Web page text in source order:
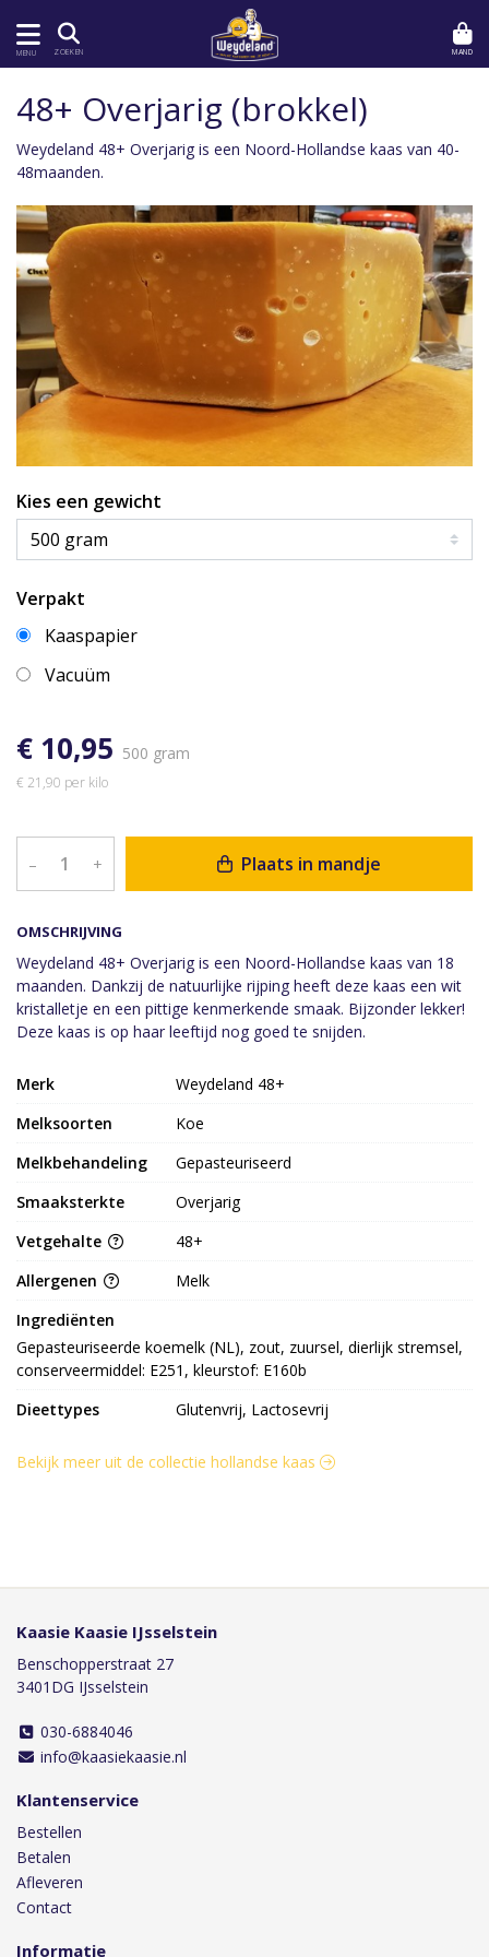
MENU ZOEKEN MAND
OMSCHRIJVING
Weydeland 48+ Overjarig is een Noord-Hollandse kaas van 18
maanden. Dankzij de natuurlijke rijping heeft deze kaas een wit
kristalletje en een pittige kenmerkende smaak. Bijzonder lekker!
Deze kaas is op haar leeftijd nog goed te snijden.
48+ Overjarig (brokkel)
Weydeland 48+ Overjarig is een Noord-Hollandse kaas van 40-
48maanden.
Kies een gewicht
Verpakt
Kaaspapier
Vacuüm
€ 10,95 500 gram
€ 21,90 per kilo
– + Plaats in mandje
Merk
Weydeland 48+
Melksoorten
Koe
Melkbehandeling
Gepasteuriseerd
Smaaksterkte
Overjarig
Vetgehalte
48+
Allergenen
Melk
Ingrediënten
Gepasteuriseerde koemelk (NL), zout, zuursel, dierlijk stremsel,
conserveermiddel: E251, kleurstof: E160b
Dieettypes
Glutenvrij, Lactosevrij
Bekijk meer uit de collectie hollandse kaas
Kaasie Kaasie IJsselstein
Benschopperstraat 27
3401DG IJsselstein
030-6884046
info@kaasiekaasie.nl
Klantenservice
Bestellen
Betalen
Afleveren
Contact
Informatie